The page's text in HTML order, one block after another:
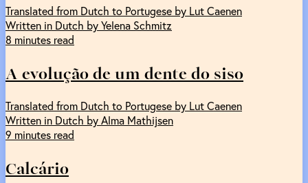
Translated from Dutch to Portugese by Lut Caenen
Written in Dutch by Yelena Schmitz
8 minutes read
A evolução de um dente do siso
Translated from Dutch to Portugese by Lut Caenen
Written in Dutch by Alma Mathijsen
9 minutes read
Calcário